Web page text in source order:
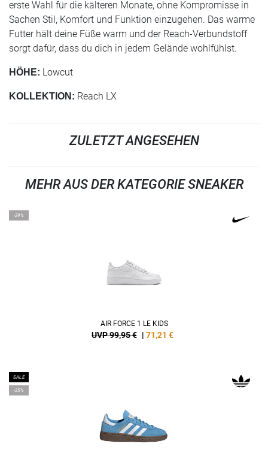
erste Wahl für die kälteren Monate, ohne Kompromisse in
Sachen Stil, Komfort und Funktion einzugehen. Das warme
Futter hält deine Füße warm und der Reach-Verbundstoff
sorgt dafür, dass du dich in jedem Gelände wohlfühlst.
HÖHE: Lowcut
KOLLEKTION: Reach LX
ZULETZT ANGESEHEN
MEHR AUS DER KATEGORIE SNEAKER
-29%
AIR FORCE 1 LE KIDS
UVP 99,95 € | 71,21 €
SALE
-25%